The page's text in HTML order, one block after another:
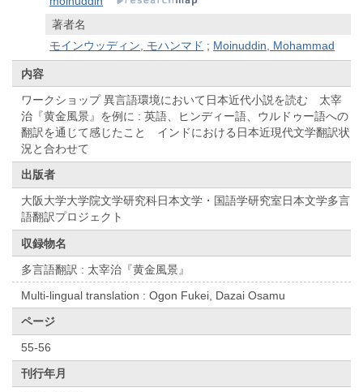
著者名
モインウッディン, モハンマド ; Moinuddin, Mohammad
内容
ワークショップ 異言語環境において日本近代小説を読む 太宰
治『黄金風景』を例に : 英語、ヒンディー語、ウルドゥー語への
翻訳を通じて感じたこと インドにおける日本近現代文学翻訳状
況と合わせて
出版者
大阪大学大学院文学研究科日本文学・国語学研究室日本文学多言
語翻訳プロジェクト
収録物名
多言語翻訳 : 太宰治『黄金風景』
Multi-lingual translation : Ogon Fukei, Dazai Osamu
ページ
55-56
刊行年月